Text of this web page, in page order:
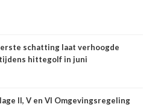
schatting laat verhoogde
hittegolf in juni
II, V en VI Omgevingsregeling